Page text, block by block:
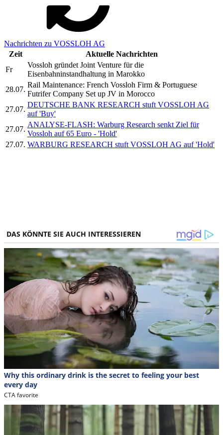
Nachrichten zu VOSSLOH AG
Zeit
Aktuelle Nachrichten
Fr
Vossloh gründet Joint Venture für die
Eisenbahninstandhaltung in Marokko
28.07.
Rail Maintenance: French Vossloh Firm & Portuguese
Futrifer Company Set up JV in Morocco
27.07.
DEUTSCHE BANK RESEARCH stuft VOSSLOH AG
auf 'Buy'
27.07.
ANALYSE-FLASH: Warburg Research senkt Ziel für
Vossloh auf 65 Euro - 'Hold'
27.07. WARBURG RESEARCH stuft VOSSLOH AG auf 'Hold'